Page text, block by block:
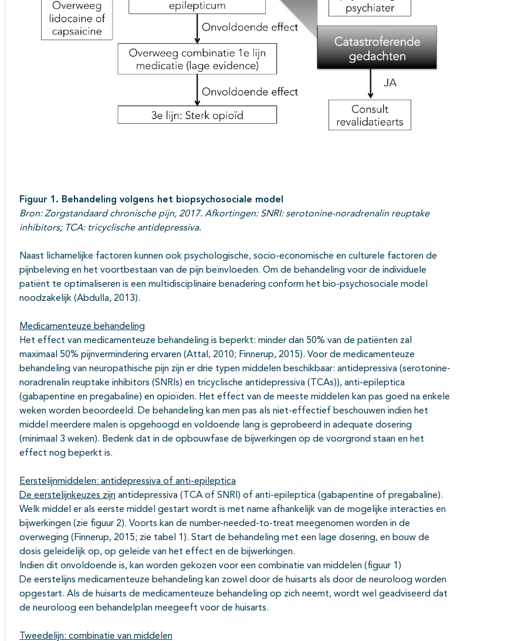
Figuur 1. Behandeling volgens het biopsychosociale model
Bron: Zorgstandaard chronische pijn, 2017. Afkortingen: SNRI: serotonine-noradrenalin reuptake
inhibitors; TCA: tricyclische antidepressiva.
Naast lichamelijke factoren kunnen ook psychologische, socio-economische en culturele factoren de
pijnbeleving en het voortbestaan van de pijn beïnvloeden. Om de behandeling voor de individuele
patiënt te optimaliseren is een multidisciplinaire benadering conform het bio-psychosociale model
noodzakelijk (Abdulla, 2013).
Medicamenteuze behandeling
Het effect van medicamenteuze behandeling is beperkt: minder dan 50% van de patiënten zal
maximaal 50% pijnvermindering ervaren (Attal, 2010; Finnerup, 2015). Voor de medicamenteuze
behandeling van neuropathische pijn zijn er drie typen middelen beschikbaar: antidepressiva (serotonine-
noradrenalin reuptake inhibitors (SNRIs) en tricyclische antidepressiva (TCAs)), anti-epileptica
(gabapentine en pregabaline) en opioïden. Het effect van de meeste middelen kan pas goed na enkele
weken worden beoordeeld. De behandeling kan men pas als niet-effectief beschouwen indien het
middel meerdere malen is opgehoogd en voldoende lang is geprobeerd in adequate dosering
(minimaal 3 weken). Bedenk dat in de opbouwfase de bijwerkingen op de voorgrond staan en het
effect nog beperkt is.
Eerstelijnmiddelen: antidepressiva of anti-epileptica
De eerstelijnkeuzes zijn antidepressiva (TCA of SNRI) of anti-epileptica (gabapentine of pregabaline).
Welk middel er als eerste middel gestart wordt is met name afhankelijk van de mogelijke interacties en
bijwerkingen (zie figuur 2). Voorts kan de number-needed-to-treat meegenomen worden in de
overweging (Finnerup, 2015; zie tabel 1). Start de behandeling met een lage dosering, en bouw de
dosis geleidelijk op, op geleide van het effect en de bijwerkingen.
Indien dit onvoldoende is, kan worden gekozen voor een combinatie van middelen (figuur 1)
De eerstelijns medicamenteuze behandeling kan zowel door de huisarts als door de neuroloog worden
opgestart. Als de huisarts de medicamenteuze behandeling op zich neemt, wordt wel geadviseerd dat
de neuroloog een behandelplan meegeeft voor de huisarts.
Tweedelijn: combinatie van middelen